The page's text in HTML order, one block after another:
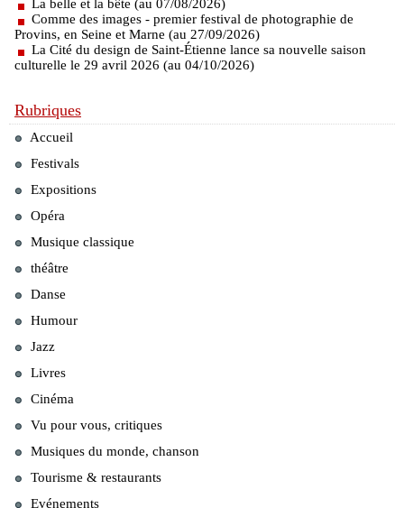
La belle et la bête (au 07/08/2026)
Comme des images - premier festival de photographie de
Provins, en Seine et Marne (au 27/09/2026)
La Cité du design de Saint-Étienne lance sa nouvelle saison
culturelle le 29 avril 2026 (au 04/10/2026)
Rubriques
Accueil
Festivals
Expositions
Opéra
Musique classique
théâtre
Danse
Humour
Jazz
Livres
Cinéma
Vu pour vous, critiques
Musiques du monde, chanson
Tourisme & restaurants
Evénements